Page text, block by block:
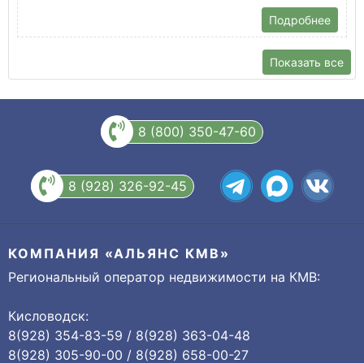
Подробнее
Показать все
8 (800) 350-47-60
8 (928) 326-92-45
КОМПАНИЯ «АЛЬЯНС КМВ»
Региональный оператор недвижимости на КМВ:
Кисловодск:
8(928) 354-83-59 / 8(928) 363-04-48
8(928) 305-90-00 / 8(928) 658-00-27